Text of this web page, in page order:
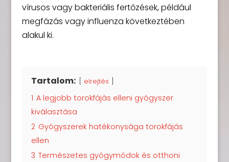
vírusos vagy bakteriális fertőzések, például
megfázás vagy influenza következtében
alakul ki.
Tartalom: elrejtés
1 A legjobb torokfájás elleni gyógyszer
kiválasztása
2 Gyógyszerek hatékonysága torokfájás
ellen
3 Természetes gyógymódok és otthoni